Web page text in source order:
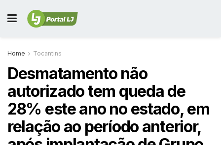
Home Tocantins
Desmatamento não
autorizado tem queda de
28% este ano no estado, em
relação ao período anterior,